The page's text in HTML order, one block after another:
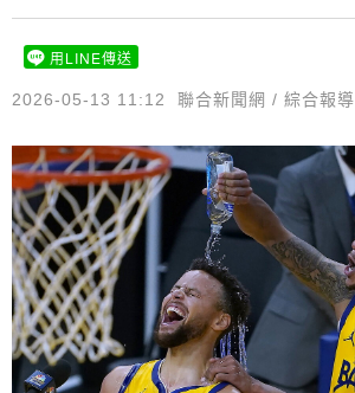
2026-05-13 11:12 聯合新聞網 / 綜合報導
用LINE傳送